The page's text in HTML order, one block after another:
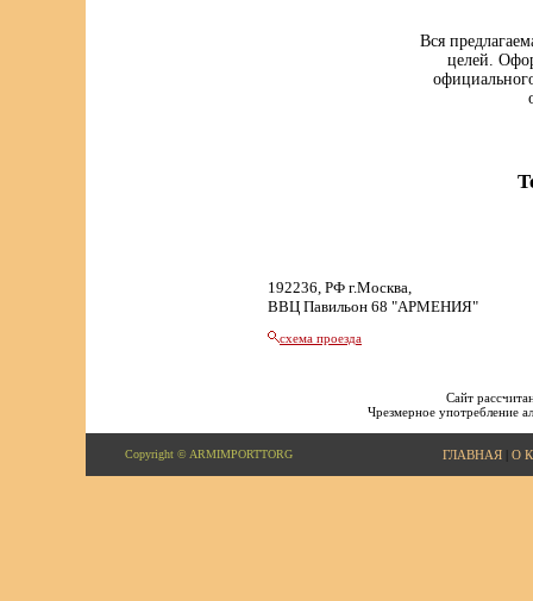
Вся
целей.
192236, РФ г.Москва,
ВВЦ Павильон 68 "АРМЕНИЯ"
схема проезда
Сайт
Чрезмерное употребление
Copyright © ARMIMPORTTORG ГЛАВНАЯ| О